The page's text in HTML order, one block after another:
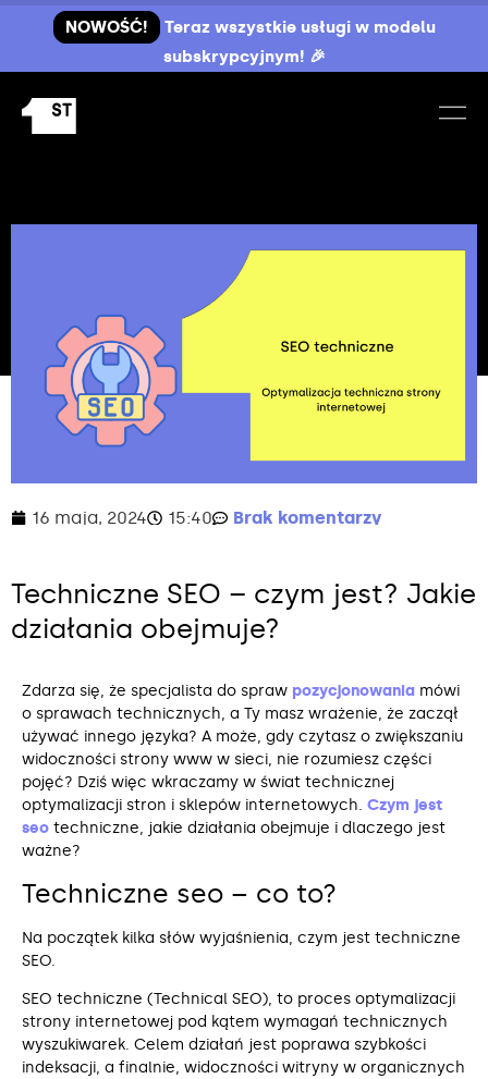
NOWOŚĆ!
Teraz wszystkie usługi w modelu
subskrypcyjnym! 🎉
16 maja, 2024 15:40 Brak komentarzy
Techniczne SEO – czym jest? Jakie
działania obejmuje?
Zdarza się, że specjalista do spraw pozycjonowania mówi
o sprawach technicznych, a Ty masz wrażenie, że zaczął
używać innego języka? A może, gdy czytasz o zwiększaniu
widoczności strony www w sieci, nie rozumiesz części
pojęć? Dziś więc wkraczamy w świat technicznej
optymalizacji stron i sklepów internetowych. Czym jest
seo techniczne, jakie działania obejmuje i dlaczego jest
ważne?
Techniczne seo – co to?
Na początek kilka słów wyjaśnienia, czym jest techniczne
SEO.
SEO techniczne (Technical SEO), to proces optymalizacji
strony internetowej pod kątem wymagań technicznych
wyszukiwarek. Celem działań jest poprawa szybkości
indeksacji, a finalnie, widoczności witryny w organicznych